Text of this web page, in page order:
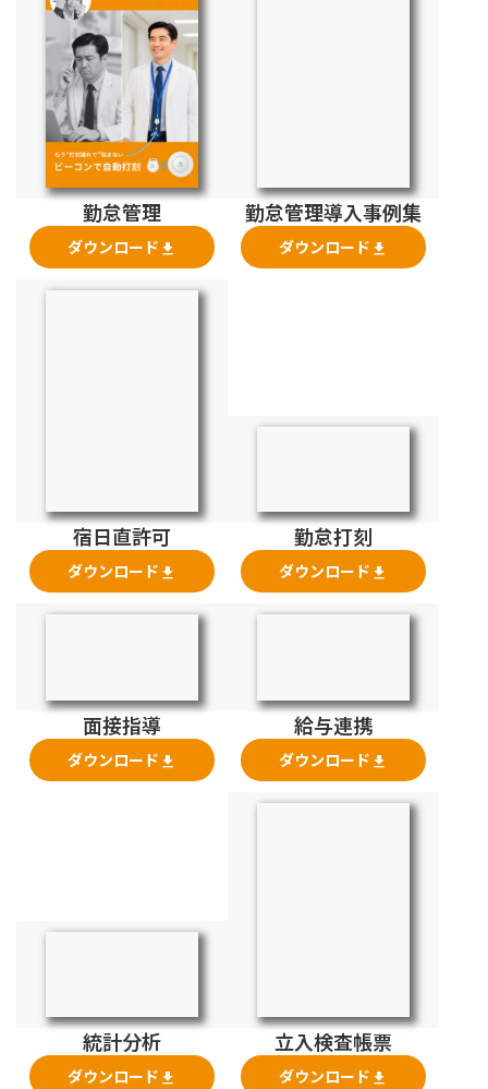
勤怠管理
ダウンロード file_download
勤怠管理導入事例集
ダウンロード file_download
宿日直許可
ダウンロード file_download
勤怠打刻
ダウンロード file_download
面接指導
ダウンロード file_download
給与連携
ダウンロード file_download
統計分析
ダウンロード file_download
立入検査帳票
ダウンロード file_download